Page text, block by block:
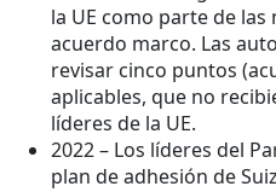
la UE como parte de
acuerdo marco. Las
revisar cinco puntos
aplicables, que no
líderes de la UE.
2022 – Los líderes del
plan de adhesión de